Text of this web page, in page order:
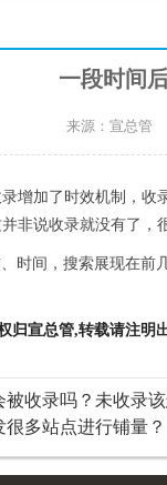
一段时间
来源：宣总管
增加了时效机制，
非说收录就没有了，
时间，搜索展现在
归宣总管,转载请注明
收录吗？未收录该
多站点进行铺量？